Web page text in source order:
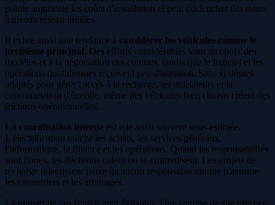
pointe augmente les coûts d'installation et peut déclencher des mises
à niveau réseau inutiles.
Il existe aussi une tendance à considérer les véhicules comme le
problème principal. Des efforts considérables vont au choix des
modèles et à la négociation des contrats, tandis que le logiciel et les
opérations quotidiennes reçoivent peu d'attention. Sans systèmes
adaptés pour gérer l'accès à la recharge, les utilisateurs et la
consommation d'énergie, même des véhicules bien choisis créent des
frictions opérationnelles.
La coordination interne est elle aussi souvent sous-estimée.
L'électrification touche les achats, les services généraux,
l'informatique, la finance et les opérations. Quand les responsabilités
sont floues, les décisions calent ou se contredisent. Les projets de
recharge ralentissent parce qu'aucun responsable unique n'assume
les calendriers et les arbitrages.